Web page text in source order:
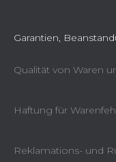
Garantien,
Qualität von Waren
Haftung für
Reklamations- und